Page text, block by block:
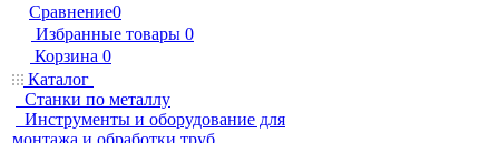
Сравнение0
Избранные товары 0
Корзина 0
Каталог
Станки по металлу
Инструменты и оборудование для
монтажа и обработки труб